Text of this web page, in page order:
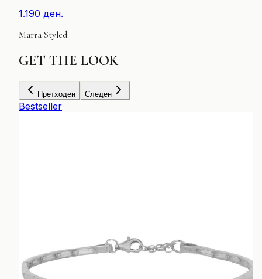
1.190 ден.
Marra Styled
GET THE LOOK
Претходен Следен
Bestseller